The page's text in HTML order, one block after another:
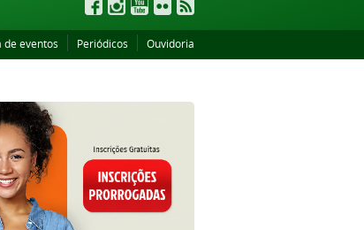
de eventos Periódicos Ouvidoria